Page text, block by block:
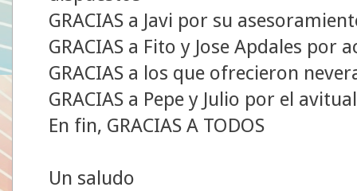
GRACIAS a Javi por su
GRACIAS a Fito y Jose Apdales por
GRACIAS a los que ofrecieron
GRACIAS a Pepe y Julio por el
En fin, GRACIAS A TODOS
Un saludo